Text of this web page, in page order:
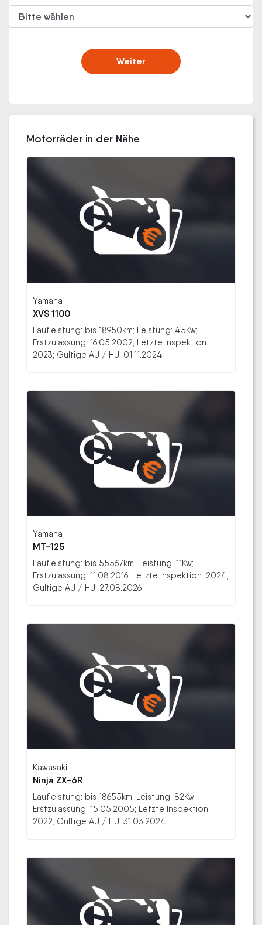
Weiter
Motorräder in der Nähe
Yamaha
XVS 1100
Laufleistung: bis 18950km; Leistung: 45Kw;
Erstzulassung: 16.05.2002; Letzte Inspektion:
2023; Gültige AU / HU: 01.11.2024
Yamaha
MT-125
Laufleistung: bis 55567km; Leistung: 11Kw;
Erstzulassung: 11.08.2016; Letzte Inspektion: 2024;
Gültige AU / HU: 27.08.2026
Kawasaki
Ninja ZX-6R
Laufleistung: bis 18655km; Leistung: 82Kw;
Erstzulassung: 15.05.2005; Letzte Inspektion:
2022; Gültige AU / HU: 31.03.2024